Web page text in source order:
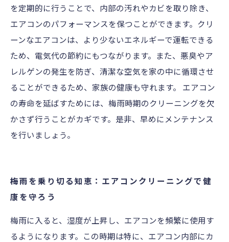
を定期的に行うことで、内部の汚れやカビを取り除き、
エアコンのパフォーマンスを保つことができます。クリ
ーンなエアコンは、より少ないエネルギーで運転できる
ため、電気代の節約にもつながります。また、悪臭やア
レルゲンの発生を防ぎ、清潔な空気を家の中に循環させ
ることができるため、家族の健康も守れます。 エアコン
の寿命を延ばすためには、梅雨時期のクリーニングを欠
かさず行うことがカギです。是非、早めにメンテナンス
を行いましょう。
梅雨を乗り切る知恵：エアコンクリーニングで健
康を守ろう
梅雨に入ると、湿度が上昇し、エアコンを頻繁に使用す
るようになります。この時期は特に、エアコン内部にカ